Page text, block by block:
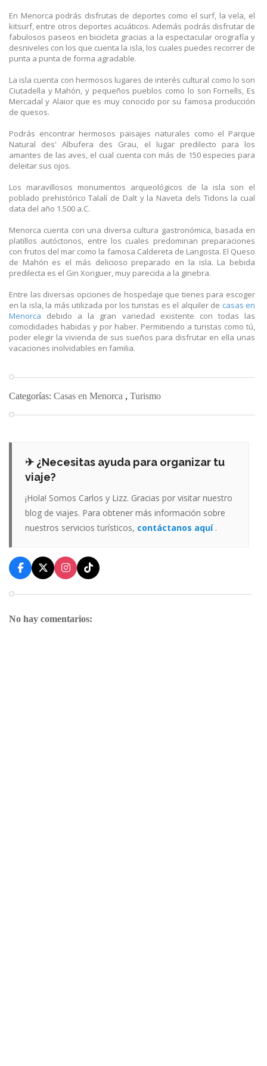
En Menorca podrás disfrutas de deportes como el surf, la vela, el
kitsurf, entre otros deportes acuáticos. Además podrás disfrutar de
fabulosos paseos en bicicleta gracias a la espectacular orografía y
desniveles con los que cuenta la isla, los cuales puedes recorrer de
punta a punta de forma agradable.
La isla cuenta con hermosos lugares de interés cultural como lo son
Ciutadella y Mahón, y pequeños pueblos como lo son Fornells, Es
Mercadal y Alaior que es muy conocido por su famosa producción
de quesos.
Podrás encontrar hermosos paisajes naturales como el Parque
Natural des' Albufera des Grau, el lugar predilecto para los
amantes de las aves, el cual cuenta con más de 150 especies para
deleitar sus ojos.
Los maravillosos monumentos arqueológicos de la isla son el
poblado prehistórico Talalí de Dalt y la Naveta dels Tidons la cual
data del año 1.500 a.C.
Menorca cuenta con una diversa cultura gastronómica, basada en
platillos autóctonos, entre los cuales predominan preparaciones
con frutos del mar como la famosa Caldereta de Langosta. El Queso
de Mahón es el más delicioso preparado en la isla. La bebida
predilecta es el Gin Xoriguer, muy parecida a la ginebra.
Entre las diversas opciones de hospedaje que tienes para escoger
en la isla, la más utilizada por los turistas es el alquiler de casas en
Menorca debido a la gran variedad existente con todas las
comodidades habidas y por haber. Permitiendo a turistas como tú,
poder elegir la vivienda de sus sueños para disfrutar en ella unas
vacaciones inolvidables en familia.
Categorías: Casas en Menorca , Turismo
✈ ¿Necesitas ayuda para organizar tu
viaje?
¡Hola! Somos Carlos y Lizz. Gracias por visitar nuestro
blog de viajes. Para obtener más información sobre
nuestros servicios turísticos, contáctanos aquí .
No hay comentarios: